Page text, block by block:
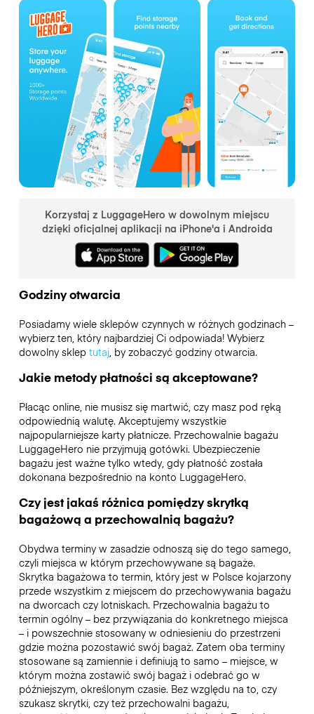
Korzystaj z LuggageHero w dowolnym miejscu
dzięki oficjalnej aplikacji na iPhone'a i Androida
Godziny otwarcia
Posiadamy wiele sklepów czynnych w różnych godzinach –
wybierz ten, który najbardziej Ci odpowiada! Wybierz
dowolny sklep tutaj, by zobaczyć godziny otwarcia.
Jakie metody płatności są akceptowane?
Płacąc online, nie musisz się martwić, czy masz pod ręką
odpowiednią walutę. Akceptujemy wszystkie
najpopularniejsze karty płatnicze. Przechowalnie bagażu
LuggageHero nie przyjmują gotówki. Ubezpieczenie
bagażu jest ważne tylko wtedy, gdy płatność została
dokonana bezpośrednio na konto LuggageHero.
Czy jest jakaś różnica pomiędzy skrytką
bagażową a przechowalnią bagażu?
Obydwa terminy w zasadzie odnoszą się do tego samego,
czyli miejsca w którym przechowywane są bagaże.
Skrytka bagażowa to termin, który jest w Polsce kojarzony
przede wszystkim z miejscem do przechowywania bagażu
na dworcach czy lotniskach. Przechowalnia bagażu to
termin ogólny – bez przywiązania do konkretnego miejsca
– i powszechnie stosowany w odniesieniu do przestrzeni
gdzie można pozostawić swój bagaż. Zatem oba terminy
stosowane są zamiennie i definiują to samo – miejsce, w
którym można zostawić swój bagaż i odebrać go w
późniejszym, określonym czasie. Bez względu na to, czy
szukasz skrytki, czy też przechowalni bagażu,